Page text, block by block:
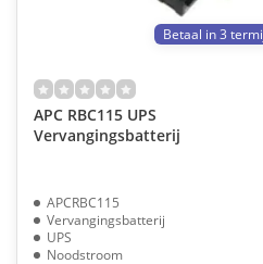
Betaal in 3
APC RBC115 UPS
Vervangingsbatterij
APCRBC115
Vervangingsbatterij
UPS
Noodstroom